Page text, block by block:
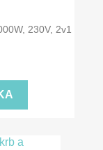
230V, 2v1